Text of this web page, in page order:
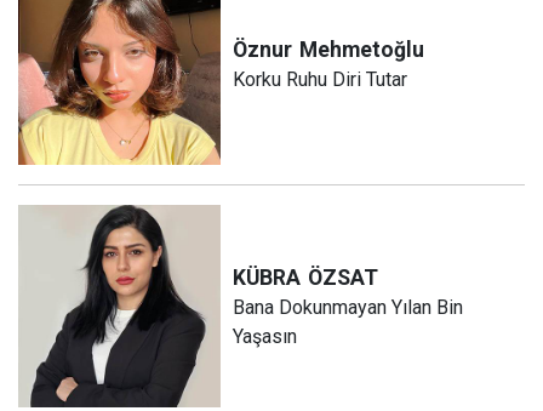
Öznur Mehmetoğlu
Korku Ruhu Diri Tutar
KÜBRA ÖZSAT
Bana Dokunmayan Yılan Bin
Yaşasın